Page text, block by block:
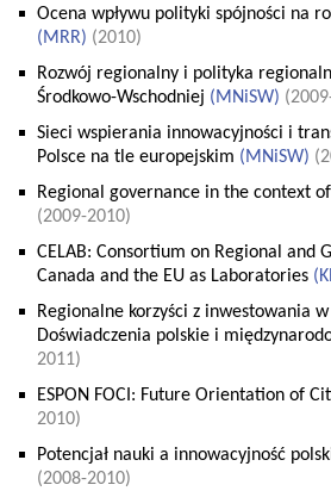
Ocena wpływu polityki spójności na
(MRR) (2010)
Rozwój regionalny i polityka
Środkowo-Wschodniej (MNiSW)
Sieci wspierania innowacyjności i
Polsce na tle europejskim (MNiSW)
Regional governance in the context
(2009-2010)
CELAB: Consortium on Regional and
Canada and the EU as Laboratories (
Regionalne korzyści z inwestowania
Doświadczenia polskie i
2011)
ESPON FOCI: Future Orientation of
2010)
Potencjał nauki a innowacyjność
(2008-2010)